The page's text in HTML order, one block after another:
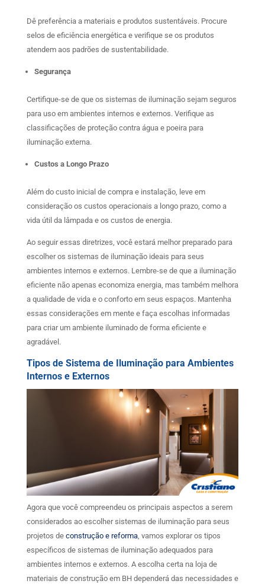
Dê preferência a materiais e produtos sustentáveis. Procure
selos de eficiência energética e verifique se os produtos
atendem aos padrões de sustentabilidade.
Segurança
Certifique-se de que os sistemas de iluminação sejam seguros
para uso em ambientes internos e externos. Verifique as
classificações de proteção contra água e poeira para
iluminação externa.
Custos a Longo Prazo
Além do custo inicial de compra e instalação, leve em
consideração os custos operacionais a longo prazo, como a
vida útil da lâmpada e os custos de energia.
Ao seguir essas diretrizes, você estará melhor preparado para
escolher os sistemas de iluminação ideais para seus
ambientes internos e externos. Lembre-se de que a iluminação
eficiente não apenas economiza energia, mas também melhora
a qualidade de vida e o conforto em seus espaços. Mantenha
essas considerações em mente e faça escolhas informadas
para criar um ambiente iluminado de forma eficiente e
agradável.
Tipos de Sistema de Iluminação para Ambientes
Internos e Externos
Agora que você compreendeu os principais aspectos a serem
considerados ao escolher sistemas de iluminação para seus
projetos de construção e reforma, vamos explorar os tipos
específicos de sistemas de iluminação adequados para
ambientes internos e externos. A escolha certa na loja de
materiais de construção em BH dependerá das necessidades e